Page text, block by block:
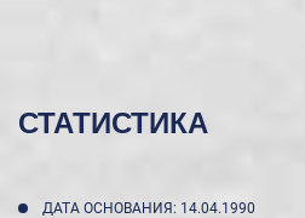
СТАТИСТИКА
ДАТА ОСНОВАНИЯ: 14.04.1990